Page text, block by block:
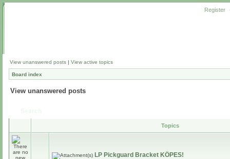
Register
View unanswered posts | View active topics
Board index
View unanswered posts
Topics
LP Pickguard Bracket KÖPES!